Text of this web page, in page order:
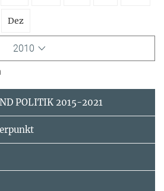
Dez
2010
POLITIK 2015-2021